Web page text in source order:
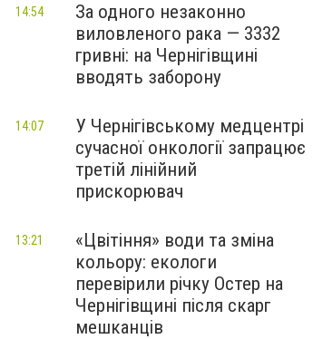
За одного незаконно
виловленого рака — 3332
гривні: на Чернігівщині
вводять заборону
14:54
У Чернігівському медцентрі
сучасної онкології запрацює
третій лінійний
прискорювач
14:07
«Цвітіння» води та зміна
кольору: екологи
перевірили річку Остер на
Чернігівщині після скарг
мешканців
13:21